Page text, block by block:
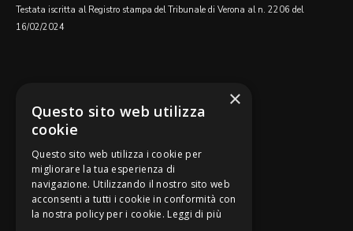
Testata iscritta al Registro stampa del Tribunale di Verona al n. 2206 del
16/02/2024
Be Bankers è ideato da
×
Questo sito web utilizza
cookie
Questo sito web utilizza i cookie per
migliorare la tua esperienza di
navigazione. Utilizzando il nostro sito web
acconsenti a tutti i cookie in conformità con
la nostra policy per i cookie. Leggi di più